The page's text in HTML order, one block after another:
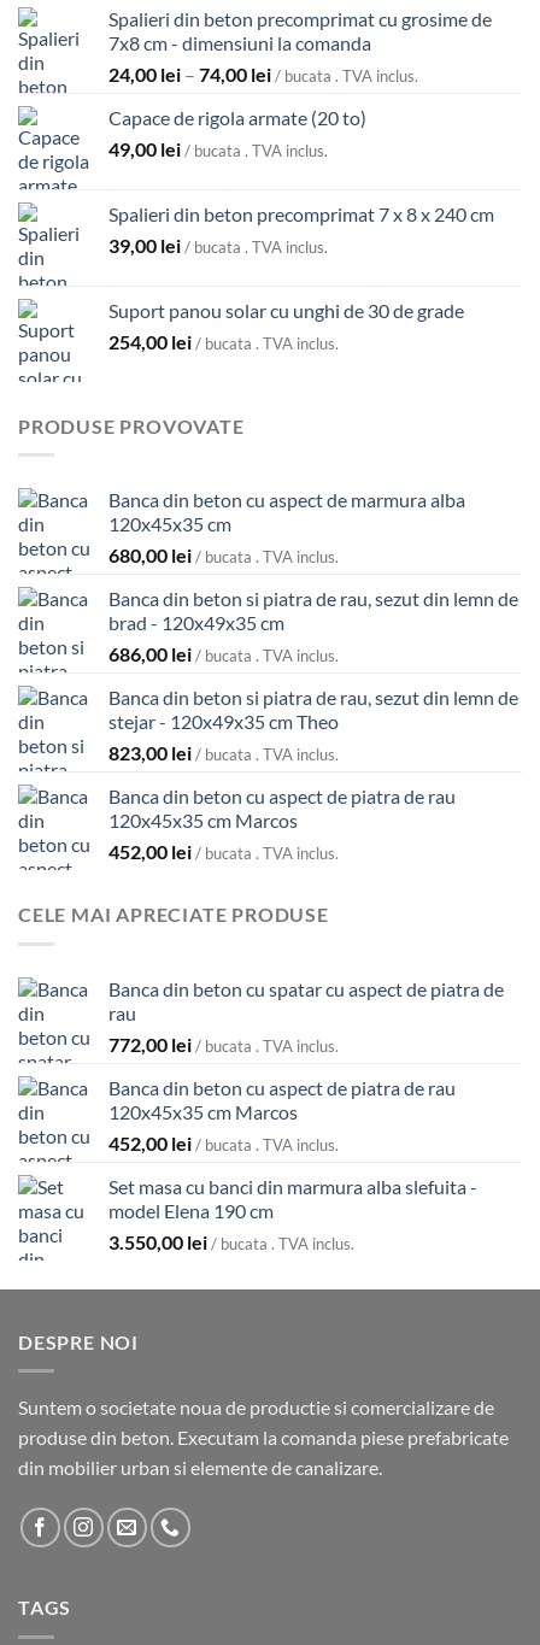
4.300,00 lei
Spalieri din beton precomprimat cu grosime de
7x8 cm - dimensiuni la comanda
24,00 lei – 74,00 leiInterval
prețuri:
24,00 lei
74,00 lei
/ bucata . TVA inclus.
Capace de rigola armate (20 to)
49,00 lei/ bucata . TVA inclus.
Spalieri din beton precomprimat 7 x 8 x 240 cm
39,00 lei/ bucata . TVA inclus.
Suport panou solar cu unghi de 30 de grade
254,00 lei/ bucata . TVA inclus.
PRODUSE PROVOVATE
Banca din beton cu aspect de marmura alba
120x45x35 cm
680,00 lei/ bucata . TVA inclus.
Banca din beton si piatra de rau, sezut din lemn de
brad - 120x49x35 cm
686,00 lei/ bucata . TVA inclus.
Banca din beton si piatra de rau, sezut din lemn de
stejar - 120x49x35 cm Theo
823,00 lei/ bucata . TVA inclus.
Banca din beton cu aspect de piatra de rau
120x45x35 cm Marcos
452,00 lei/ bucata . TVA inclus.
CELE MAI APRECIATE PRODUSE
Banca din beton cu spatar cu aspect de piatra de
rau
772,00 lei/ bucata . TVA inclus.
Banca din beton cu aspect de piatra de rau
120x45x35 cm Marcos
452,00 lei/ bucata . TVA inclus.
Set masa cu banci din marmura alba slefuita -
model Elena 190 cm
3.550,00 lei/ bucata . TVA inclus.
DESPRE NOI
Suntem o societate noua de productie si comercializare de
produse din beton. Executam la comanda piese prefabricate
din mobilier urban si elemente de canalizare.
TAGS